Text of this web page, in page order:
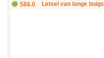
S66.0 Letsel van lange